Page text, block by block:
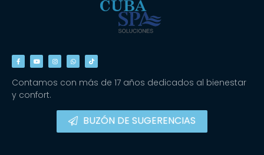
Contamos con más de 17 años dedicados al bienestar
y confort.
BUZÓN DE SUGERENCIAS